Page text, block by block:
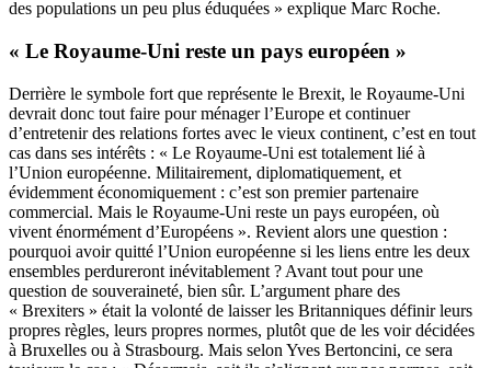
des populations un peu plus éduquées » explique Marc Roche.
« Le Royaume-Uni reste un pays européen »
Derrière le symbole fort que représente le Brexit, le Royaume-Uni
devrait donc tout faire pour ménager l’Europe et continuer
d’entretenir des relations fortes avec le vieux continent, c’est en tout
cas dans ses intérêts : « Le Royaume-Uni est totalement lié à
l’Union européenne. Militairement, diplomatiquement, et
évidemment économiquement : c’est son premier partenaire
commercial. Mais le Royaume-Uni reste un pays européen, où
vivent énormément d’Européens ». Revient alors une question :
pourquoi avoir quitté l’Union européenne si les liens entre les deux
ensembles perdureront inévitablement ? Avant tout pour une
question de souveraineté, bien sûr. L’argument phare des
« Brexiters » était la volonté de laisser les Britanniques définir leurs
propres règles, leurs propres normes, plutôt que de les voir décidées
à Bruxelles ou à Strasbourg. Mais selon Yves Bertoncini, ce sera